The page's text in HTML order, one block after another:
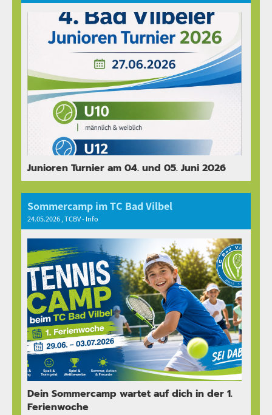
Junioren Turnier am 04. und 05. Juni 2026
Sommercamp im TC Bad Vilbel
24.05.2026, TCBV - Info
Dein Sommercamp wartet auf dich in der 1.
Ferienwoche